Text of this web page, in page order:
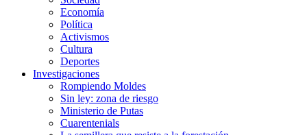
Economía
Política
Activismos
Cultura
Deportes
Investigaciones
Rompiendo Moldes
Sin ley: zona de riesgo
Ministerio de Putas
Cuarentenials